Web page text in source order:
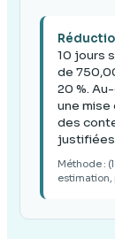
10 jours
de
20 %.
une mise
des
Méthode :
estimation,